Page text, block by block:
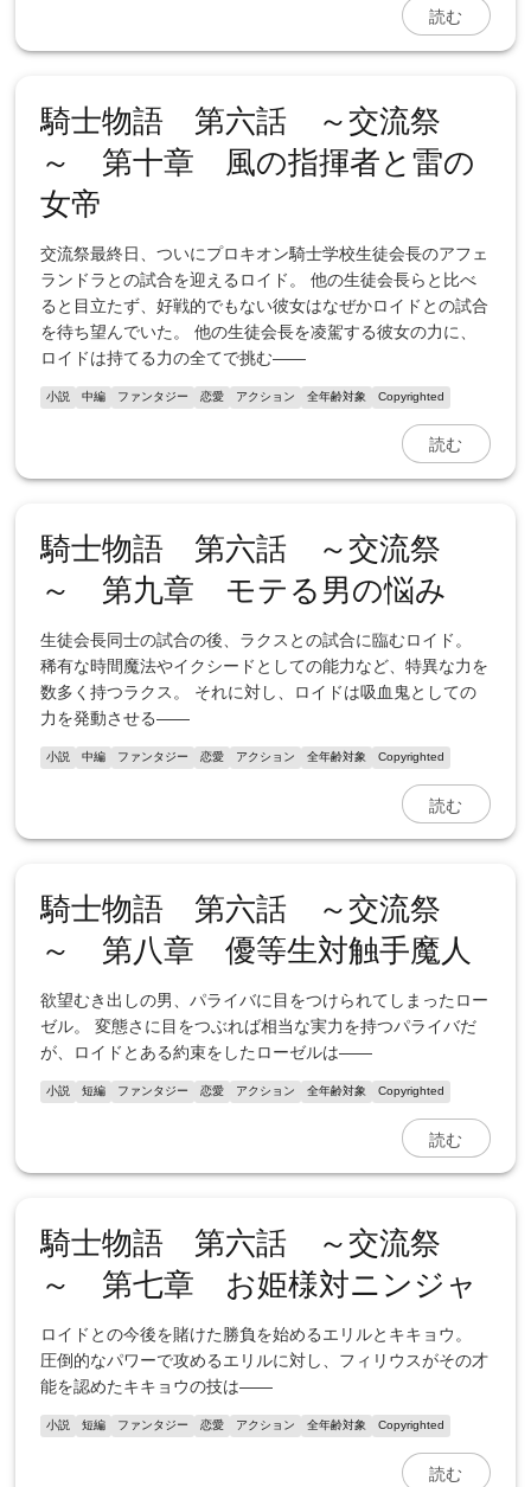
読む
騎士物語 第六話 ～交流祭
～ 第十章 風の指揮者と雷の
女帝
交流祭最終日、ついにプロキオン騎士学校生徒会長のアフェ
ランドラとの試合を迎えるロイド。 他の生徒会長らと比べ
ると目立たず、好戦的でもない彼女はなぜかロイドとの試合
を待ち望んでいた。 他の生徒会長を凌駕する彼女の力に、
ロイドは持てる力の全てで挑む――
小説 中編 ファンタジー 恋愛 アクション 全年齢対象 Copyrighted
読む
騎士物語 第六話 ～交流祭
～ 第九章 モテる男の悩み
生徒会長同士の試合の後、ラクスとの試合に臨むロイド。
稀有な時間魔法やイクシードとしての能力など、特異な力を
数多く持つラクス。 それに対し、ロイドは吸血鬼としての
力を発動させる――
小説 中編 ファンタジー 恋愛 アクション 全年齢対象 Copyrighted
読む
騎士物語 第六話 ～交流祭
～ 第八章 優等生対触手魔人
欲望むき出しの男、パライバに目をつけられてしまったロー
ゼル。 変態さに目をつぶれば相当な実力を持つパライバだ
が、ロイドとある約束をしたローゼルは――
小説 短編 ファンタジー 恋愛 アクション 全年齢対象 Copyrighted
読む
騎士物語 第六話 ～交流祭
～ 第七章 お姫様対ニンジャ
ロイドとの今後を賭けた勝負を始めるエリルとキキョウ。
圧倒的なパワーで攻めるエリルに対し、フィリウスがその才
能を認めたキキョウの技は――
小説 短編 ファンタジー 恋愛 アクション 全年齢対象 Copyrighted
読む